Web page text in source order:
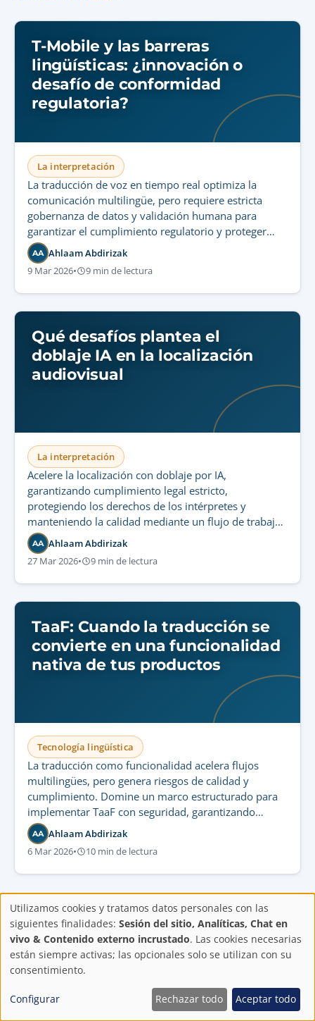
T-Mobile y las barreras
lingüísticas: ¿innovación o
desafío de conformidad
regulatoria?
La interpretación
La traducción de voz en tiempo real optimiza la
comunicación multilingüe, pero requiere estricta
gobernanza de datos y validación humana para
garantizar el cumplimiento regulatorio y proteger
datos de audio sensibles.
AA Ahlaam Abdirizak
9 Mar 2026• 9 min de lectura
Qué desafíos plantea el
doblaje IA en la localización
audiovisual
La interpretación
Acelere la localización con doblaje por IA,
garantizando cumplimiento legal estricto,
protegiendo los derechos de los intérpretes y
manteniendo la calidad mediante un flujo de trabajo
híbrido sostenible.
AA Ahlaam Abdirizak
27 Mar 2026• 9 min de lectura
TaaF: Cuando la traducción se
convierte en una funcionalidad
nativa de tus productos
Tecnología lingüística
La traducción como funcionalidad acelera flujos
multilingües, pero genera riesgos de calidad y
cumplimiento. Domine un marco estructurado para
implementar TaaF con seguridad, garantizando
estricta gobernanza y control regulatorio.
AA Ahlaam Abdirizak
6 Mar 2026• 10 min de lectura
Tipo de documento
Traducción de etiquetado
Configuración
de
privacidad
Utilizamos cookies y tratamos datos personales con las
siguientes finalidades: Sesión del sitio, Analíticas, Chat en
vivo & Contenido externo incrustado. Las cookies necesarias
están siempre activas; las opcionales solo se utilizan con su
consentimiento.
Configurar Rechazar todo Aceptar todo